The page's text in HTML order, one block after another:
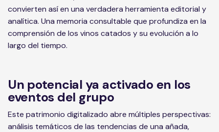
convierten así en una verdadera herramienta editorial y
analítica. Una memoria consultable que profundiza en la
comprensión de los vinos catados y su evolución a lo
largo del tiempo.
Un potencial ya activado en los
eventos del grupo
Este patrimonio digitalizado abre múltiples perspectivas:
análisis temáticos de las tendencias de una añada,